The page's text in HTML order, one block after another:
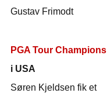
Gustav Frimodt
PGA Tour Champions
i USA
Søren Kjeldsen fik et